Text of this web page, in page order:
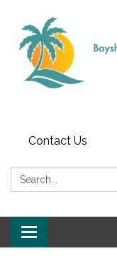
Contact Us
Search:
Toggle navigation